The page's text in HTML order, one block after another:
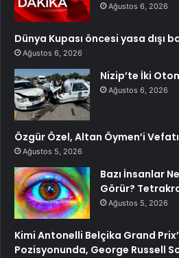
Ağustos 6, 2026
Dünya Kupası öncesi yasa dışı
Ağustos 6, 2026
Nizip’te İki
Ağustos 6, 2026
Özgür Özel, Altan Öymen’i
Ağustos 5, 2026
Bazı İnsanlar
Görür?
Ağustos 5, 2026
Kimi Antonelli Belçika Grand
Pozisyonunda, George Russell